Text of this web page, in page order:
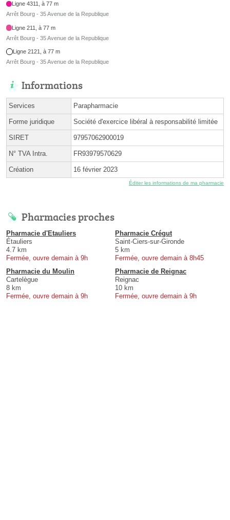
Ligne 4311, à 77 m
Arrêt Bourg - 35 Avenue de la Republique
Ligne 211, à 77 m
Arrêt Bourg - 35 Avenue de la Republique
Ligne 2121, à 77 m
Arrêt Bourg - 35 Avenue de la Republique
Informations
Services Parapharmacie
Forme juridique Société d'exercice libéral à responsabilité limitée
SIRET 97957062900019
N° TVA Intra. FR93979570629
Création 16 février 2023
Éditer les informations de ma pharmacie
Pharmacies proches
Pharmacie d'Etauliers
Étauliers
4.7 km
Fermée, ouvre demain à 9h
Pharmacie Crégut
Saint-Ciers-sur-Gironde
5 km
Fermée, ouvre demain à 8h45
Pharmacie du Moulin
Cartelègue
8 km
Fermée, ouvre demain à 9h
Pharmacie de Reignac
Reignac
10 km
Fermée, ouvre demain à 9h